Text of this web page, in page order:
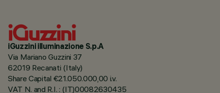
iGuzzini illuminazione S.p.A
Via Mariano Guzzini 37
62019 Recanati (Italy)
Share Capital €21.050.000,00 i.v.
VAT N. and R.I. : (IT)00082630435